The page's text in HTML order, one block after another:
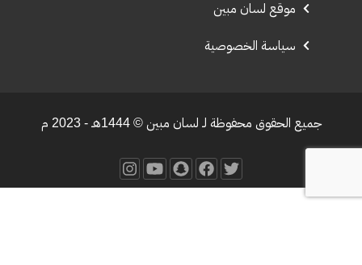
موقع لسان مبين
سياسة الخصوصية
جميع الحقوق محفوظة لـ لسان مبين © 1444هـ - 2023 م